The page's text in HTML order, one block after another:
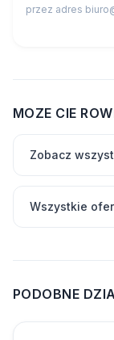
przez adres
MOZE CIE
Zobacz
Wszystkie
PODOBNE